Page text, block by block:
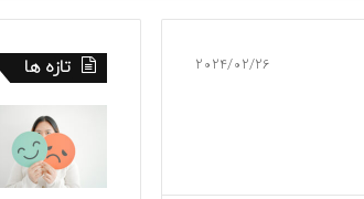
2024/02/26 تازه ها